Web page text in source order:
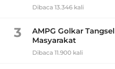
Dibaca 13.346 kali
3
AMPG Golkar
Masyarakat
Dibaca 11.900 kali